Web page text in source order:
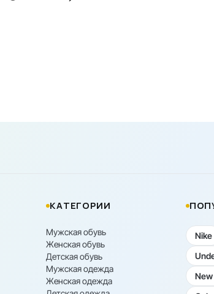
КАТЕГОРИИ
Мужская обувь
Женская обувь
Детская обувь
Мужская одежда
Женская одежда
Nike